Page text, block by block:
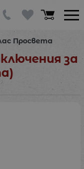
Просвета
за